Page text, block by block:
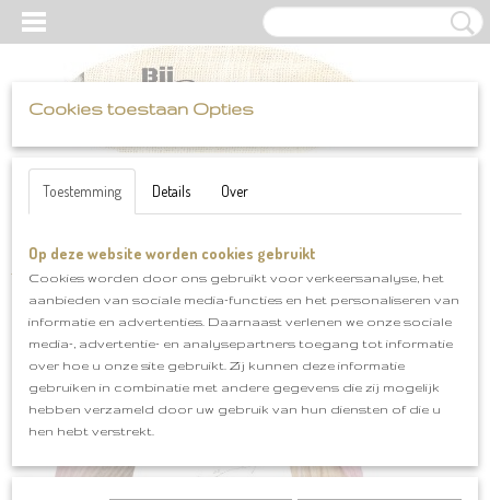
Inloggen Registreren
Home >Katia>Angelo>Angelo klnr 105
Cookies toestaan Opties
Toestemming Details Over
Op deze website worden cookies gebruikt
Cookies worden door ons gebruikt voor verkeersanalyse, het
aanbieden van sociale media-functies en het personaliseren van
informatie en advertenties. Daarnaast verlenen we onze sociale
media-, advertentie- en analysepartners toegang tot informatie
over hoe u onze site gebruikt. Zij kunnen deze informatie
gebruiken in combinatie met andere gegevens die zij mogelijk
hebben verzameld door uw gebruik van hun diensten of die u
hen hebt verstrekt.